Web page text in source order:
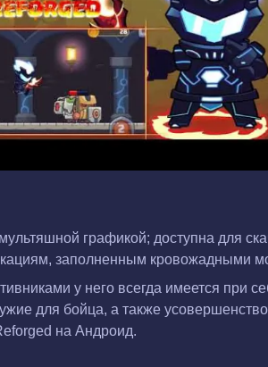
графикой; доступна для
заполненным кровожадными
у него всегда имеется при
для бойца, а также
на Андроид.